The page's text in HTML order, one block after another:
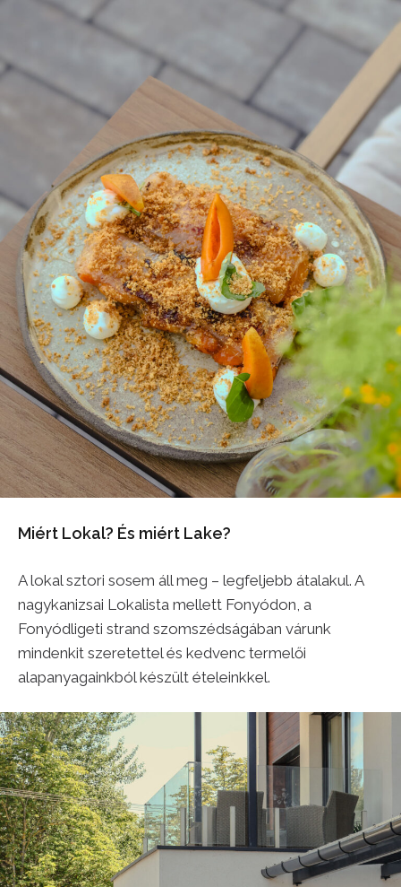
Miért Lokal? És miért Lake?
A lokal sztori sosem áll meg – legfeljebb átalakul. A
nagykanizsai Lokalista mellett Fonyódon, a
Fonyódligeti strand szomszédságában várunk
mindenkit szeretettel és kedvenc termelői
alapanyagainkból készült ételeinkkel.